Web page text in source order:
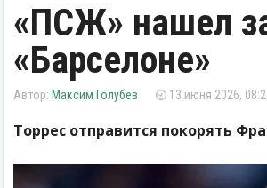
«ПСЖ» нашел
«Барселоне»
Максим Голубев 13 июня 2026,
Торрес отправится покорять